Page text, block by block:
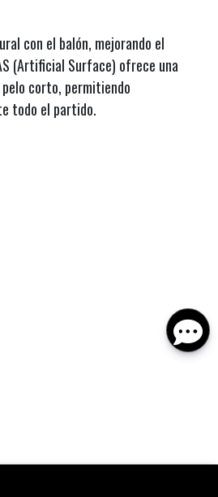
con el balón, mejorando el
(Artificial Surface) ofrece una
corto, permitiendo
todo el partido.